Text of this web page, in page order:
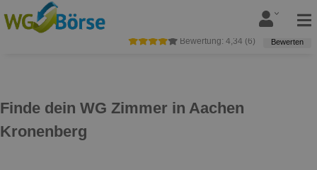
Finde dein WG Zimmer in Aachen
Kronenberg
Bewertung: 4,34 (6) Bewerten